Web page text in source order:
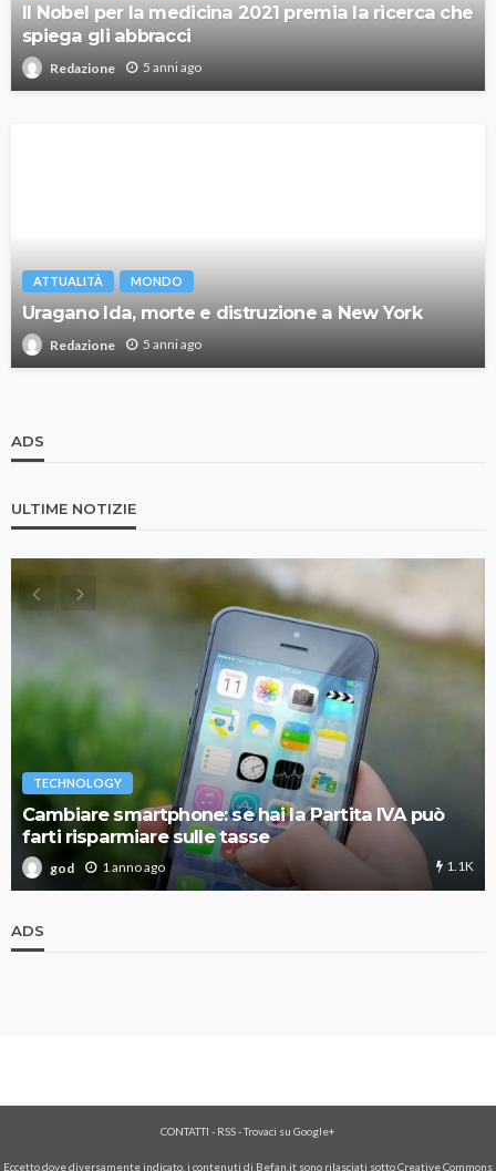
Il Nobel per la medicina 2021 premia la ricerca che
spiega gli abbracci
Redazione 5 anni ago
ATTUALITÀ MONDO
Uragano Ida, morte e distruzione a New York
Redazione 5 anni ago
ADS
ULTIME NOTIZIE
TECHNOLOGY
Cambiare smartphone: se hai la Partita IVA può
farti risparmiare sulle tasse
god 1 anno ago 1.1K
ADS
CONTATTI - RSS-Trovaci su Google+
Eccetto dove diversamente indicato, i contenuti di Befan.it sono rilasciati sotto Creative Commons